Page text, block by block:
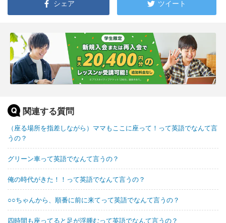
シェア ツイート
関連する質問
（座る場所を指差しながら）ママもここに座って！って英語でなんて言
うの？
グリーン車って英語でなんて言うの？
俺の時代がきた！！って英語でなんて言うの？
○○ちゃんから、順番に前に来てって英語でなんて言うの？
四時間も座ってると足が浮腫むって英語でなんて言うの？